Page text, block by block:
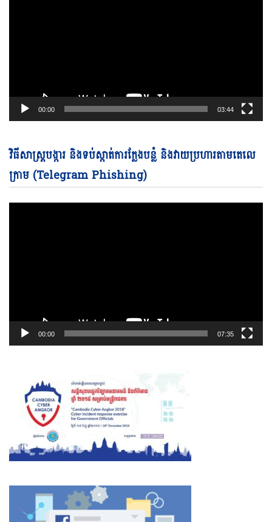
00:00 03:44
វិធីសាស្ត្របង្ការ និងទប់ស្កាត់ការក្លែងបន្លំ និងវាយប្រហារតាមតេលេ
ក្រាម (Telegram Phishing)
00:00 07:35